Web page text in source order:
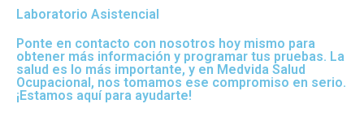
Laboratorio Asistencial
Ponte en contacto con nosotros hoy mismo para
obtener más información y programar tus pruebas. La
salud es lo más importante, y en Medvida Salud
Ocupacional, nos tomamos ese compromiso en serio.
¡Estamos aquí para ayudarte!